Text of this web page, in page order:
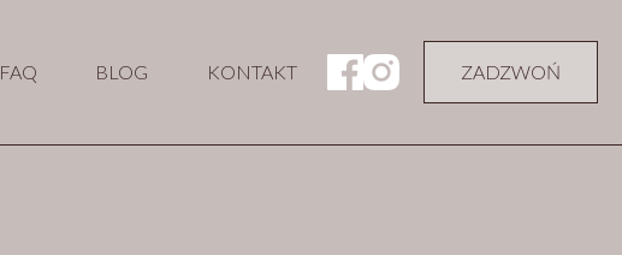
FAQ BLOG KONTAKT ZADZWOŃ